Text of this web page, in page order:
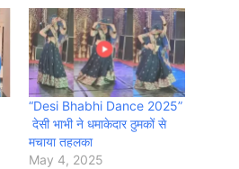
“Desi Bhabhi Dance 2025”
देसी भाभी ने धमाकेदार ठुमकों से
मचाया तहलका
May 4, 2025